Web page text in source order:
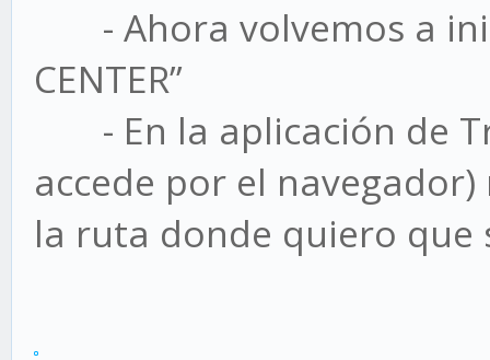
- Ahora volvemos a
CENTER”
- En la aplicación de
accede por el
la ruta donde quiero que